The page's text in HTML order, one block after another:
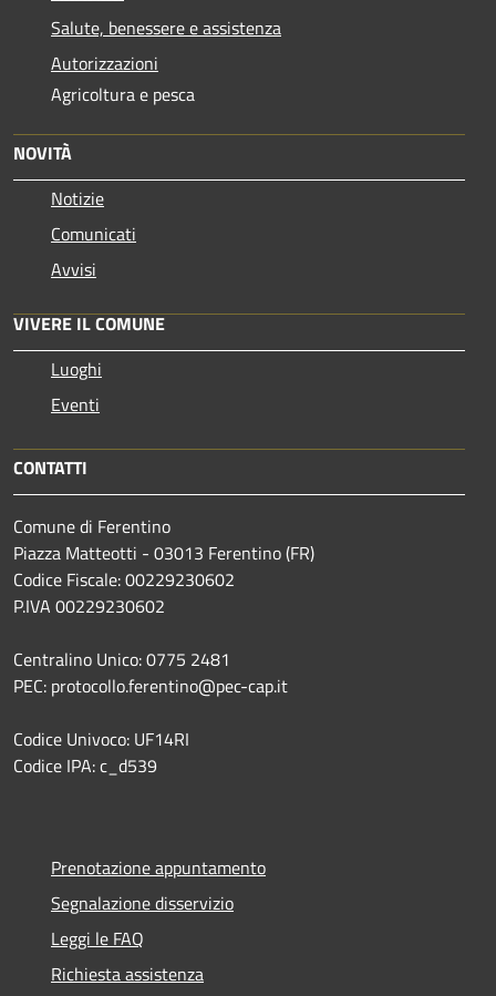
Salute, benessere e assistenza
Autorizzazioni
Agricoltura e pesca
NOVITÀ
Notizie
Comunicati
Avvisi
VIVERE IL COMUNE
Luoghi
Eventi
CONTATTI
Comune di Ferentino
Piazza Matteotti - 03013 Ferentino (FR)
Codice Fiscale: 00229230602
P.IVA 00229230602
Centralino Unico: 0775 2481
PEC: protocollo.ferentino@pec-cap.it
Codice Univoco: UF14RI
Codice IPA: c_d539
Prenotazione appuntamento
Segnalazione disservizio
Leggi le FAQ
Richiesta assistenza